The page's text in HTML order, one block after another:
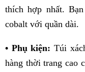
thích hợp nhất.
cobalt với quần dài.
• Phụ kiện: Túi
hàng thời trang cao